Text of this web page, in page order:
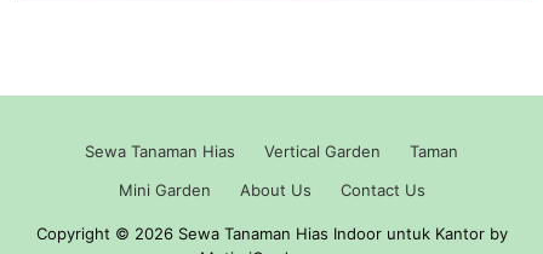
Sewa Tanaman Hias Vertical Garden
Taman
Mini Garden
About Us Contact Us
Copyright © 2026 Sewa Tanaman Hias Indoor untuk Kantor by